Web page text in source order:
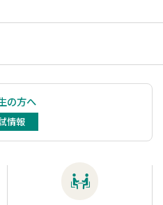
の方へ
情報